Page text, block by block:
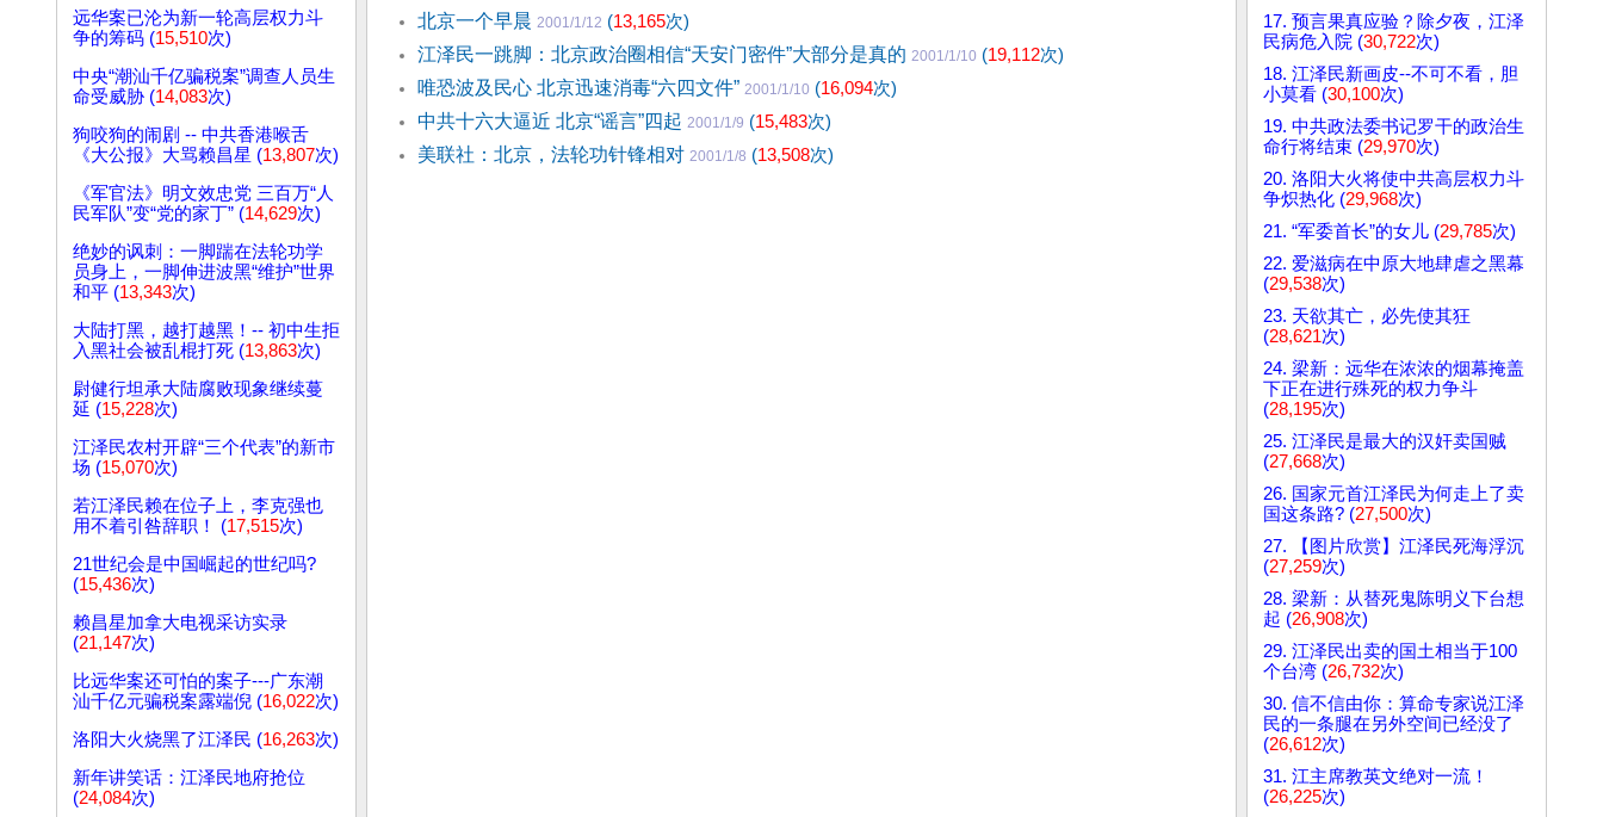
远华案已沦为新一轮高层权力斗
争的筹码 (15,510次)
中央“潮汕千亿骗税案”调查人员生
命受威胁 (14,083次)
狗咬狗的闹剧 -- 中共香港喉舌
《大公报》大骂赖昌星 (13,807次)
《军官法》明文效忠党 三百万“人
民军队”变“党的家丁” (14,629次)
绝妙的讽刺：一脚踹在法轮功学
员身上，一脚伸进波黑“维护”世界
和平 (13,343次)
大陆打黑，越打越黑！-- 初中生拒
入黑社会被乱棍打死 (13,863次)
尉健行坦承大陆腐败现象继续蔓
延 (15,228次)
江泽民农村开辟“三个代表”的新市
场 (15,070次)
若江泽民赖在位子上，李克强也
用不着引咎辞职！ (17,515次)
21世纪会是中国崛起的世纪吗?
(15,436次)
赖昌星加拿大电视采访实录
(21,147次)
比远华案还可怕的案子---广东潮
汕千亿元骗税案露端倪 (16,022次)
洛阳大火烧黑了江泽民 (16,263次)
新年讲笑话：江泽民地府抢位
(24,084次)
北京一个早晨 2001/1/12 (13,165次)
江泽民一跳脚：北京政治圈相信“天安门密件”大部分是真的 2001/1/10 (19,112次)
唯恐波及民心 北京迅速消毒“六四文件” 2001/1/10 (16,094次)
中共十六大逼近 北京“谣言”四起 2001/1/9 (15,483次)
美联社：北京，法轮功针锋相对 2001/1/8 (13,508次)
17. 预言果真应验？除夕夜，江泽
民病危入院 (30,722次)
18. 江泽民新画皮--不可不看，胆
小莫看 (30,100次)
19. 中共政法委书记罗干的政治生
命行将结束 (29,970次)
20. 洛阳大火将使中共高层权力斗
争炽热化 (29,968次)
21. “军委首长”的女儿 (29,785次)
22. 爱滋病在中原大地肆虐之黑幕
(29,538次)
23. 天欲其亡，必先使其狂
(28,621次)
24. 梁新：远华在浓浓的烟幕掩盖
下正在进行殊死的权力争斗
(28,195次)
25. 江泽民是最大的汉奸卖国贼
(27,668次)
26. 国家元首江泽民为何走上了卖
国这条路? (27,500次)
27. 【图片欣赏】江泽民死海浮沉
(27,259次)
28. 梁新：从替死鬼陈明义下台想
起 (26,908次)
29. 江泽民出卖的国土相当于100
个台湾 (26,732次)
30. 信不信由你：算命专家说江泽
民的一条腿在另外空间已经没了
(26,612次)
31. 江主席教英文绝对一流！
(26,225次)